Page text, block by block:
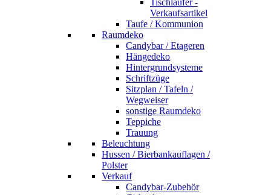
Tischläufer -
Verkaufsartikel
Taufe / Kommunion
Raumdeko
Candybar / Etageren
Hängedeko
Hintergrundsysteme
Schriftzüge
Sitzplan / Tafeln /
Wegweiser
sonstige Raumdeko
Teppiche
Trauung
Beleuchtung
Hussen / Bierbankauflagen /
Polster
Verkauf
Candybar-Zubehör